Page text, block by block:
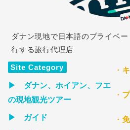
ダナン現地で日本語のプライベ
行する旅行代理店
Site Category
▶ ダナン、ホイアン、フエ
の現地観光ツアー
▶ ガイド
・
・
・